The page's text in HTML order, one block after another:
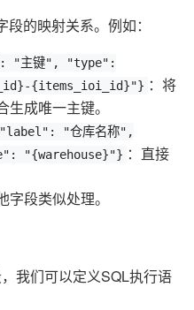
的映射关系。例如：
主键", "type":
{items_ioi_id}"} ：将
生成唯一主键。
"仓库名称",
"{warehouse}"} ：直接
字段类似处理。
我们可以定义SQL执行语